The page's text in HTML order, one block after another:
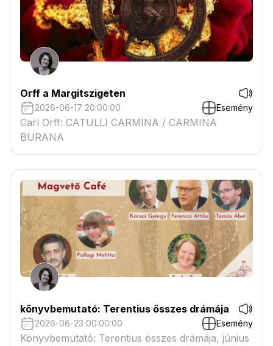
Orff a Margitszigeten
2026-06-17 20:00:00 Esemény
Carl Orff: CATULLI CARMINA / CARMINA
BURANA
könyvbemutató: Terentius összes drámája
2026-06-23 00:00:00 Esemény
Könyvbemutató: Terentius összes drámája, június